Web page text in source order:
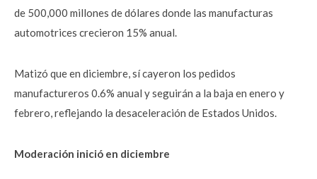
de 500,000 millones de dólares donde las manufacturas
automotrices crecieron 15% anual.
Matizó que en diciembre, sí cayeron los pedidos
manufactureros 0.6% anual y seguirán a la baja en enero y
febrero, reflejando la desaceleración de Estados Unidos.
Moderación inició en diciembre